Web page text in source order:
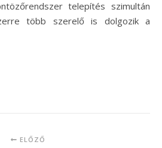
telepítés szimultán
több szerelő is dolgozik a
ELŐZŐ